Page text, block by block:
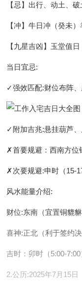
【忌】 出行、动土、破
【冲】牛日冲（癸未
【九星吉凶】 玉堂值日
当日宜忌:
✓强效匹配:财位布阵
✓ 附加吉兆:悬挂葫芦
✗首要规避 ：西南方
✗次要规避:申时（15-
风水能量介绍:
财位:东南（宜置铜貔貅
喜神:正北（利于签约决
吉时：卯时（5:00-
2.公历:2025年7月15日